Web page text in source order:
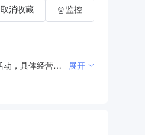
许可项目：住宅室内装饰装修；建设工程设计；建设工程施工；公路管理与养护（依法须经批准的项目，经相关部门批准后方可开展经营活动，具体经营项目以相关部门批准文件或许可证件为准）一般项目：对外承包工程；工程管理服务；土石方工程施工；门窗制造加工；园林绿化工程施工；金属门窗工程施工；体育场地设施工程施工；家具安装和维修服务；市政设施管理；住宅水电安装维护服务；建筑装饰材料销售；建筑材料销售；门窗销售；金属材料销售；五金产品零售；合成材料销售；金属工具销售；家具销售；电子产品销售；消防器材销售；电线、电缆经营；办公用品销售；办公设备耗材销售；机械零件、零部件加工；机械零件、零部件销售；谷物销售（除依法须经批准的项目外，凭营业执照依法自主开展经营活动） 展开
取消收藏 监控